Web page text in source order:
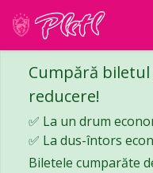
Cumpără
reducere!
✅ La un drum
✅ La dus-întors
Biletele cumparăte